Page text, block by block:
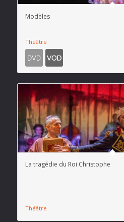
Modèles
Théâtre
La tragédie du Roi Christophe
Théâtre